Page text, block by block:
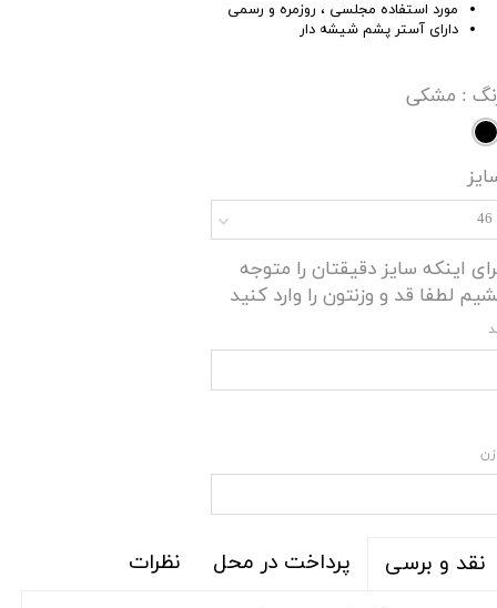
مورد استفاده مجلسی ، روزمره و رسمی
دارای آستر پشم شیشه دار
: مشکی
46
اینکه سایز دقیقتان را متوجه
لطفا قد و وزنتون را وارد کنید
نقد و برسی پرداخت در محل نظرات